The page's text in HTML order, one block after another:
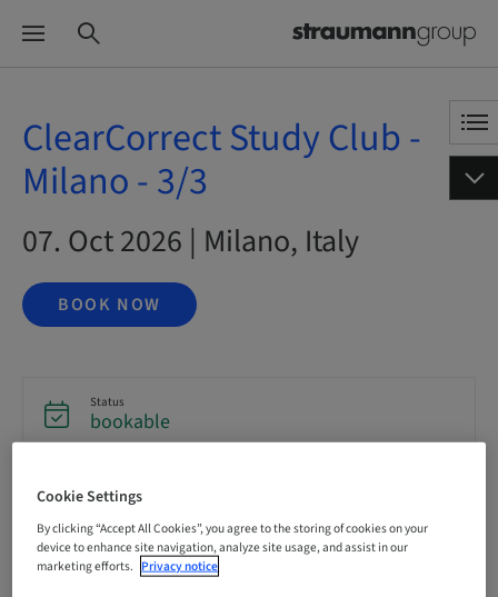
ClearCorrect Study Club -
Milano - 3/3
07. Oct 2026 | Milano, Italy
BOOK NOW
Status
bookable
Registration deadline
07. Oct 2026 (UTC+1)
Cookie Settings
By clicking “Accept All Cookies”, you agree to the storing of cookies on your
device to enhance site navigation, analyze site usage, and assist in our
marketing efforts. Privacy notice